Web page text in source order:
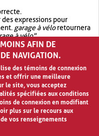
expressions pour
garage à véloretournera
à vélo".
avec OR.garage OR vélo
quegarage à vélo
AFIN DE
NAVIGATION.
des témoins de connexion
et offrir une meilleure
le site, vous acceptez
spécifiées aux conditions
de connexion en modifiant
plus sur le recours aux
vos renseignements